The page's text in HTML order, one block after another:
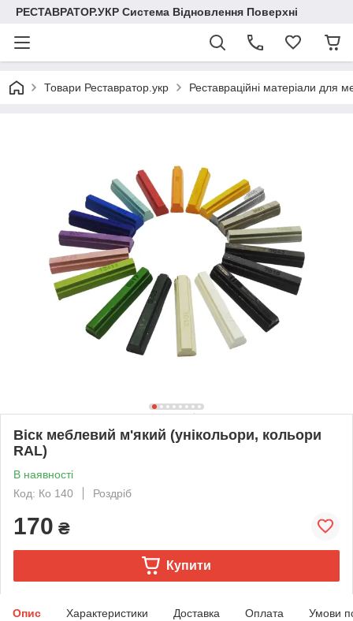
РЕСТАВРАТОР.УКР Система Відновлення Поверхні
Товари Реставратор.укр Реставраційні матеріали для
Віск меблевий м'який (унікольори, кольори
RAL)
В наявності
Код: Ко 140
Роздріб
170 ₴
Купити
Опис Характеристики Доставка Оплата Умови